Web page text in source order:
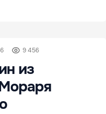
9 456
из